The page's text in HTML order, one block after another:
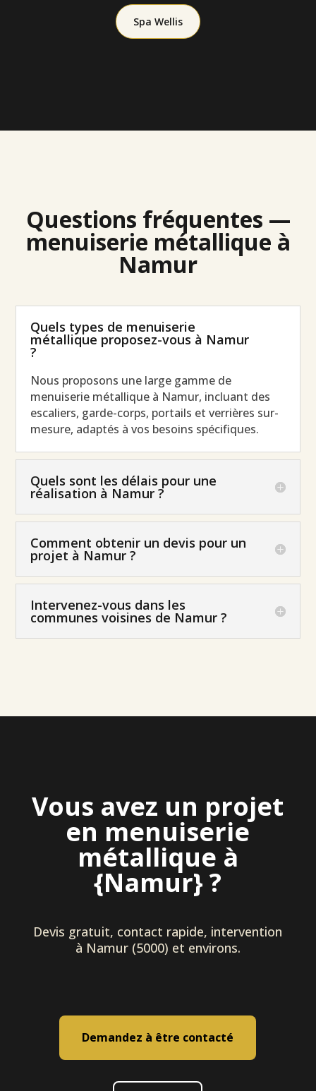
Spa Wellis
Questions fréquentes —
menuiserie métallique à
Namur
Quels types de menuiserie
métallique proposez-vous à Namur
?
Nous proposons une large gamme de
menuiserie métallique à Namur, incluant des
escaliers, garde-corps, portails et verrières sur-
mesure, adaptés à vos besoins spécifiques.
Quels sont les délais pour une
réalisation à Namur ?
Comment obtenir un devis pour un
projet à Namur ?
Intervenez-vous dans les
communes voisines de Namur ?
Vous avez un projet
en menuiserie
métallique à
{Namur} ?
Devis gratuit, contact rapide, intervention
à Namur (5000) et environs.
Demandez à être contacté